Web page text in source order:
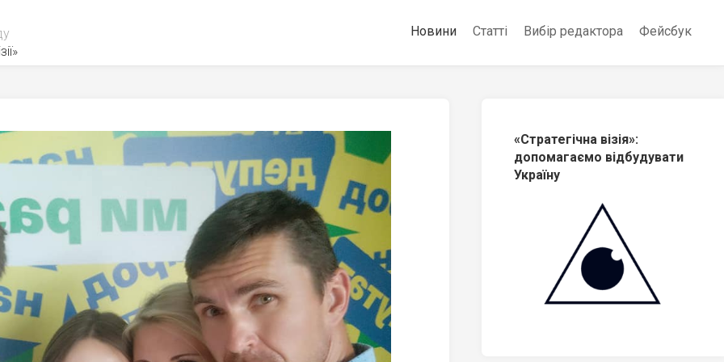
Новини Статті Вибір редактора Фейсбук
«Стратегічна візія»:
допомагаємо відбудувати
Україну